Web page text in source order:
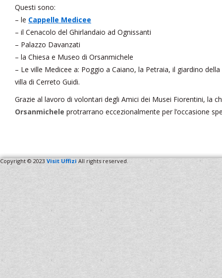
Questi sono:
– le Cappelle Medicee
– il Cenacolo del Ghirlandaio ad Ognissanti
– Palazzo Davanzati
– la Chiesa e Museo di Orsanmichele
– Le ville Medicee a: Poggio a Caiano, la Petraia, il giardino
villa di Cerreto Guidi.
Grazie al lavoro di volontari degli Amici dei Musei Fiorentini, la
Orsanmichele protrarrano eccezionalmente per l’occasione
Copyright © 2023Visit UffiziAll rights reserved.